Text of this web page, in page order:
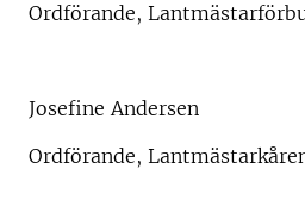
Ordförande,
Josefine Andersen
Ordförande,